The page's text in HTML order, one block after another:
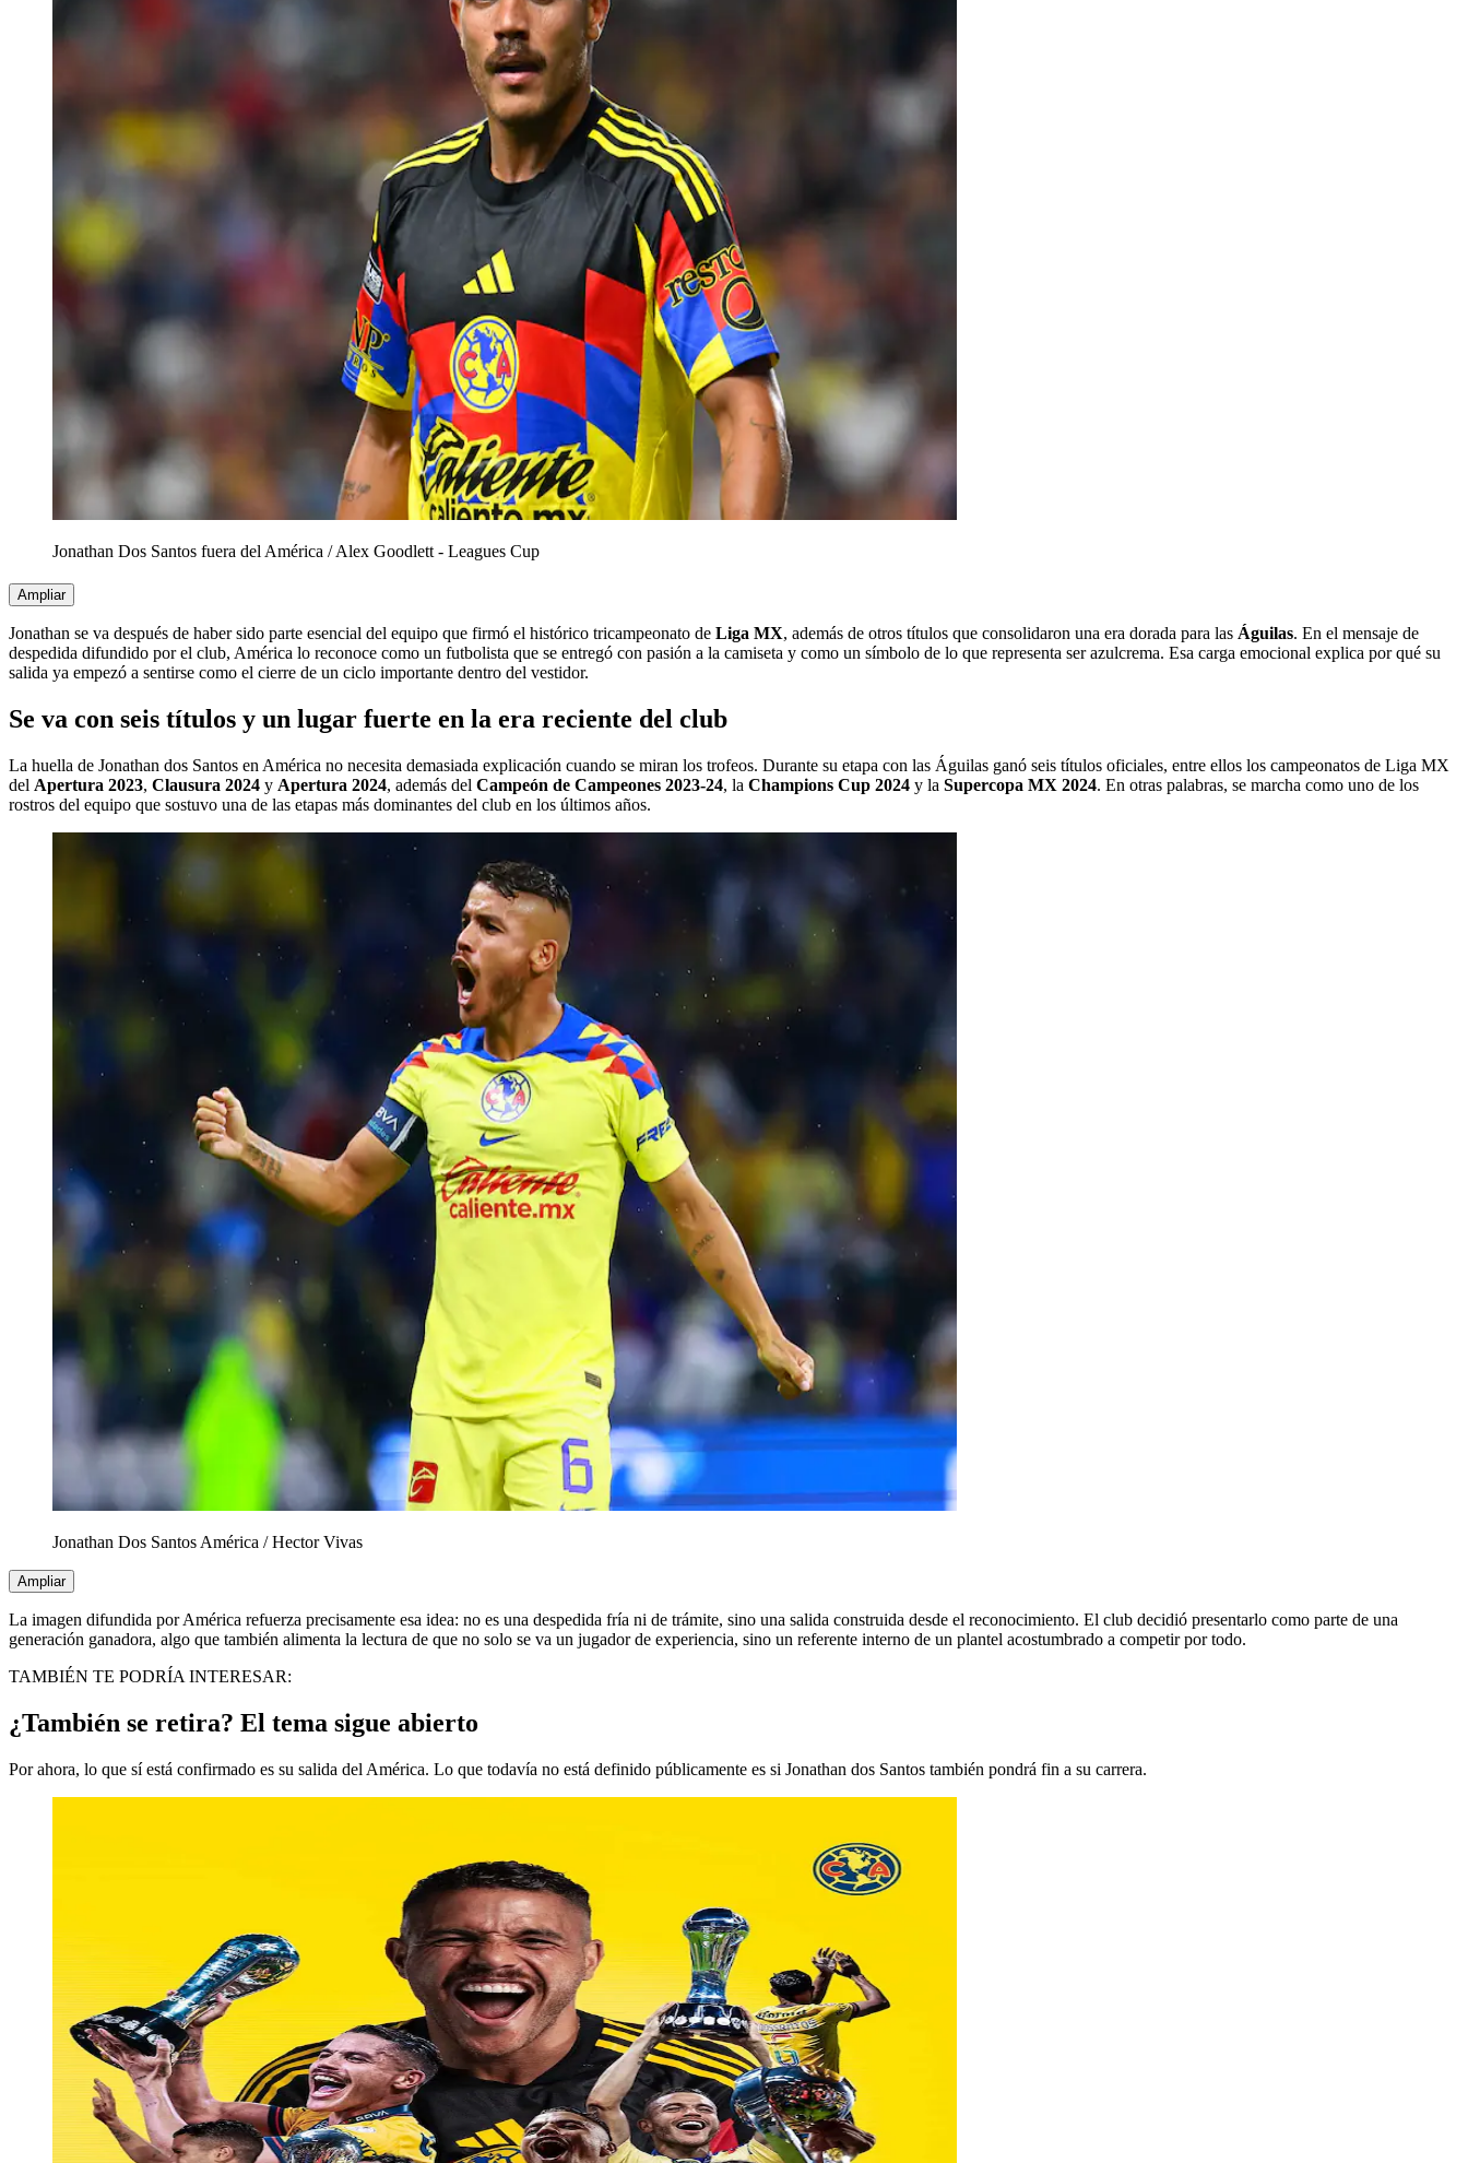
Jonathan Dos Santos fuera del América /Alex Goodlett - Leagues Cup
Ampliar
Jonathan se va después de haber sido parte esencial del equipo que firmó el histórico tricampeonato de Liga MX, además de otros títulos que consolidaron una era dorada para las Águilas. En el mensaje de
despedida difundido por el club, América lo reconoce como un futbolista que se entregó con pasión a la camiseta y como un símbolo de lo que representa ser azulcrema. Esa carga emocional explica por qué su
salida ya empezó a sentirse como el cierre de un ciclo importante dentro del vestidor.
Se va con seis títulos y un lugar fuerte en la era reciente del club
La huella de Jonathan dos Santos en América no necesita demasiada explicación cuando se miran los trofeos. Durante su etapa con las Águilas ganó seis títulos oficiales, entre ellos los campeonatos de Liga MX
del Apertura 2023, Clausura 2024 y Apertura 2024, además del Campeón de Campeones 2023-24, la Champions Cup 2024 y la Supercopa MX 2024. En otras palabras, se marcha como uno de los
rostros del equipo que sostuvo una de las etapas más dominantes del club en los últimos años.
Jonathan Dos Santos América /Hector Vivas
Ampliar
La imagen difundida por América refuerza precisamente esa idea: no es una despedida fría ni de trámite, sino una salida construida desde el reconocimiento. El club decidió presentarlo como parte de una
generación ganadora, algo que también alimenta la lectura de que no solo se va un jugador de experiencia, sino un referente interno de un plantel acostumbrado a competir por todo.
TAMBIÉN TE PODRÍA INTERESAR:
¿También se retira? El tema sigue abierto
Por ahora, lo que sí está confirmado es su salida del América. Lo que todavía no está definido públicamente es si Jonathan dos Santos también pondrá fin a su carrera.